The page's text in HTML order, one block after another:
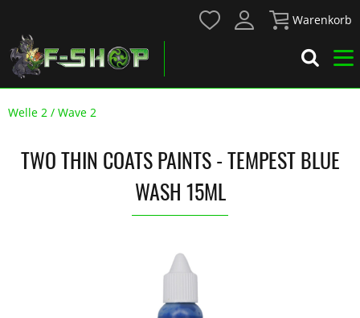
Warenkorb
Welle 2 / Wave 2
TWO THIN COATS PAINTS - TEMPEST BLUE
WASH 15ML